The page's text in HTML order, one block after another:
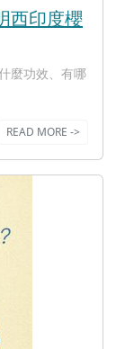
西印度櫻
麼功效、有哪
READ MORE ->